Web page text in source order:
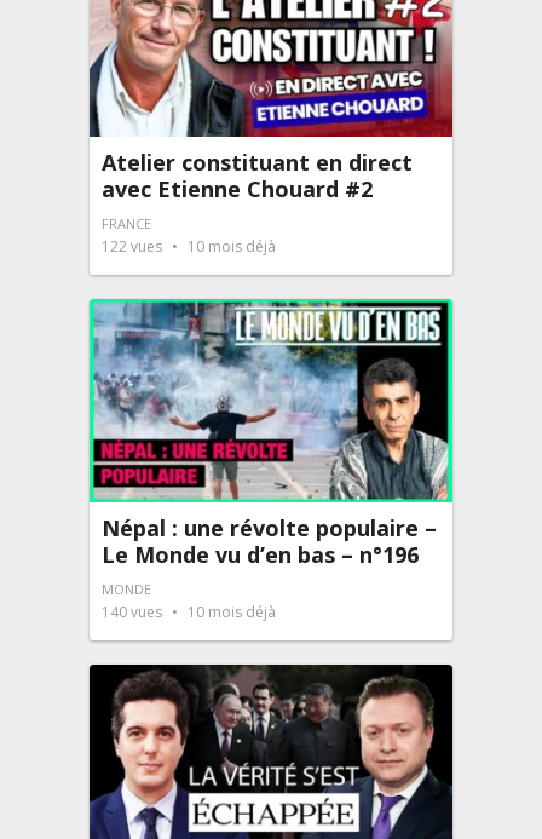
Atelier constituant en direct
avec Etienne Chouard #2
FRANCE
122vues 10 mois déjà
Népal : une révolte populaire –
Le Monde vu d’en bas – n°196
MONDE
140vues 10 mois déjà